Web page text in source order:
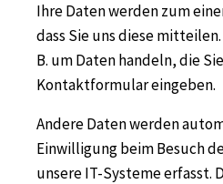
Ihre Daten werden zum
dass Sie uns diese
B. um Daten handeln, die
Kontaktformular eingeben.
Andere Daten werden
Einwilligung beim Besuch
unsere IT-Systeme erfasst.